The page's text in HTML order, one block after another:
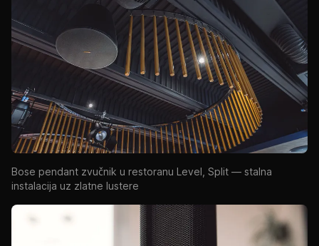
Bose pendant zvučnik u restoranu Level, Split — stalna
instalacija uz zlatne lustere